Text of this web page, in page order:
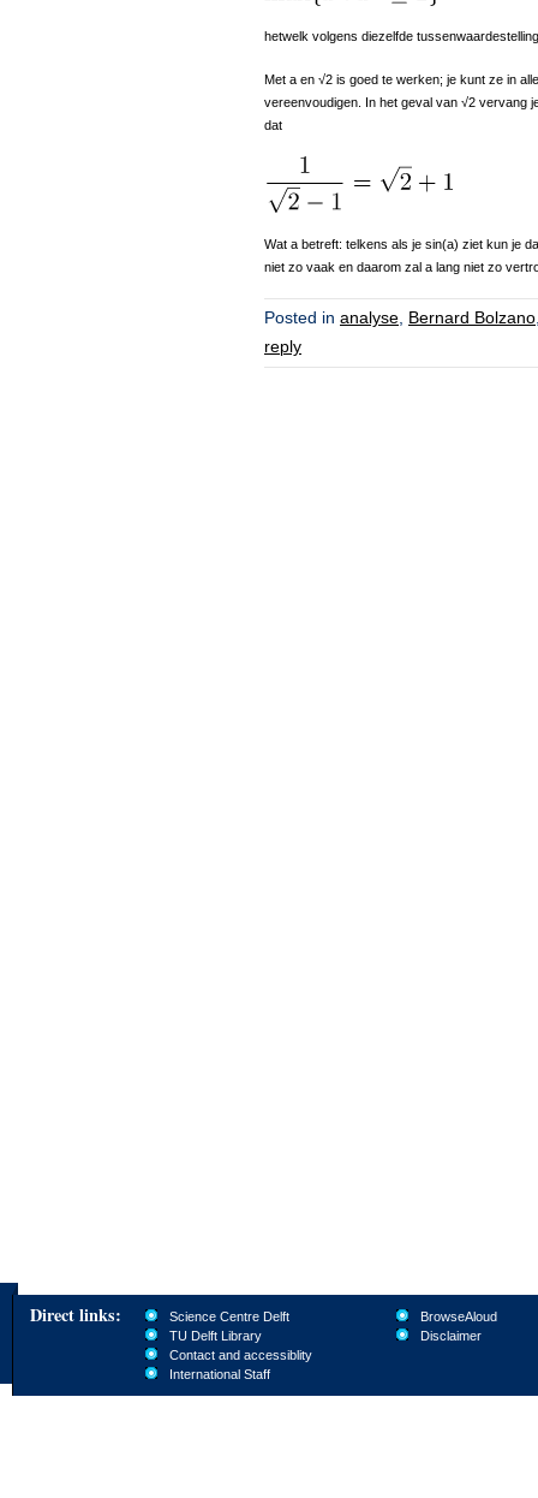
hetwelk volgens diezelfde
Met a en √2 is goed te werken; je kunt ze in
vereenvoudigen. In het geval van √2 vervang
dat
Wat a betreft: telkens als je sin(a) ziet kun je
niet zo vaak en daarom zal a lang niet zo
Posted in analyse, Bernard Bolzano
reply
Direct links:
Science Centre Delft
TU Delft Library
Contact and accessiblity
International Staff
BrowseAloud
Disclaimer